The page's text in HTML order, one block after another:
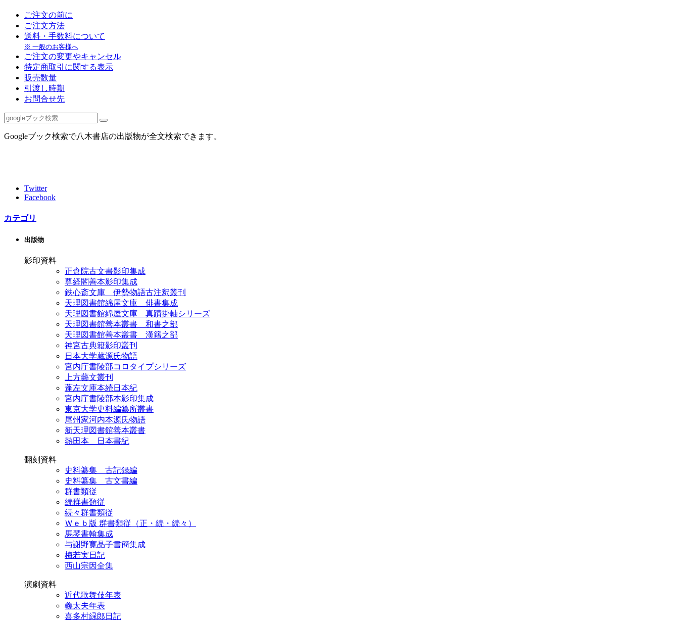
ご注文の前に
ご注文方法
送料・手数料について
※ 一般のお客様へ
ご注文の変更やキャンセル
特定商取引に関する表示
販売数量
引渡し時期
お問合せ先
Googleブック検索で八木書店の出版物が全文検索できます。
Twitter
Facebook
カテゴリ
出版物
影印資料
正倉院古文書影印集成
尊経閣善本影印集成
鉄心斎文庫 伊勢物語古注釈叢刊
天理図書館綿屋文庫 俳書集成
天理図書館綿屋文庫 真蹟掛軸シリーズ
天理図書館善本叢書 和書之部
天理図書館善本叢書 漢籍之部
神宮古典籍影印叢刊
日本大学蔵源氏物語
宮内庁書陵部コロタイプシリーズ
上方藝文叢刊
蓬左文庫本続日本紀
宮内庁書陵部本影印集成
東京大学史料編纂所叢書
尾州家河内本源氏物語
新天理図書館善本叢書
熱田本 日本書紀
翻刻資料
史料纂集 古記録編
史料纂集 古文書編
群書類従
続群書類従
続々群書類従
Ｗｅｂ版 群書類従（正・続・続々）
馬琴書翰集成
与謝野寛晶子書簡集成
梅若実日記
西山宗因全集
演劇資料
近代歌舞伎年表
義太夫年表
喜多村緑郎日記